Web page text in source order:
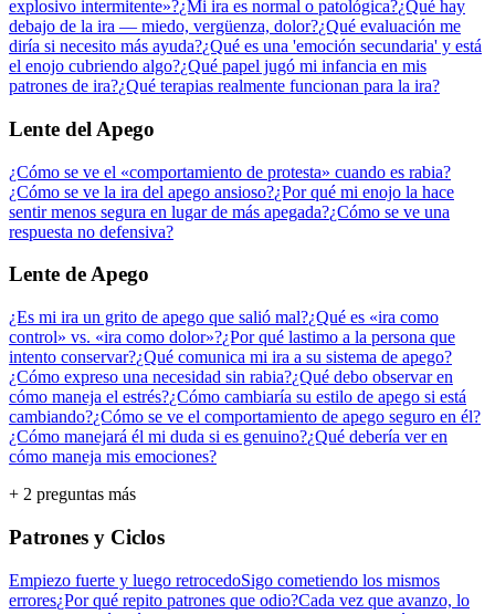
explosivo intermitente»?¿Mi ira es normal o patológica?¿Qué hay
debajo de la ira — miedo, vergüenza, dolor?¿Qué evaluación me
diría si necesito más ayuda?¿Qué es una 'emoción secundaria' y está
el enojo cubriendo algo?¿Qué papel jugó mi infancia en mis
patrones de ira?¿Qué terapias realmente funcionan para la ira?
Lente del Apego
¿Cómo se ve el «comportamiento de protesta» cuando es rabia?
¿Cómo se ve la ira del apego ansioso?¿Por qué mi enojo la hace
sentir menos segura en lugar de más apegada?¿Cómo se ve una
respuesta no defensiva?
Lente de Apego
¿Es mi ira un grito de apego que salió mal?¿Qué es «ira como
control» vs. «ira como dolor»?¿Por qué lastimo a la persona que
intento conservar?¿Qué comunica mi ira a su sistema de apego?
¿Cómo expreso una necesidad sin rabia?¿Qué debo observar en
cómo maneja el estrés?¿Cómo cambiaría su estilo de apego si está
cambiando?¿Cómo se ve el comportamiento de apego seguro en él?
¿Cómo manejará él mi duda si es genuino?¿Qué debería ver en
cómo maneja mis emociones?
+ 2 preguntas más
Patrones y Ciclos
Empiezo fuerte y luego retrocedoSigo cometiendo los mismos
errores¿Por qué repito patrones que odio?Cada vez que avanzo, lo